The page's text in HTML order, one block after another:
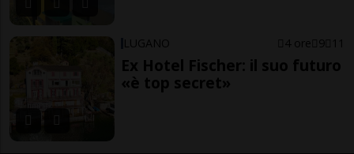
LUGANO 4 ore 9 11
Ex Hotel Fischer: il suo futuro
«è top secret»